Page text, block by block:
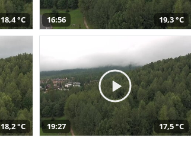
18,4 °C 16:56 19,3 °C
18,2 °C 19:27 17,5 °C